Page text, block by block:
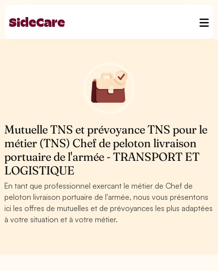
Mutuelle TNS et prévoyance TNS pour le
métier (TNS) Chef de peloton livraison
portuaire de l'armée - TRANSPORT ET
LOGISTIQUE
En tant que professionnel exercant le métier de Chef de
peloton livraison portuaire de l'armée, nous vous présentons
ici les offres de mutuelles et de prévoyances les plus adaptées
à votre situation et à votre métier.